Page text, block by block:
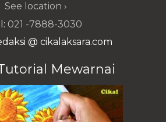
See location ›
021 -7888-3030
@ cikalaksara.com
Mewarnai